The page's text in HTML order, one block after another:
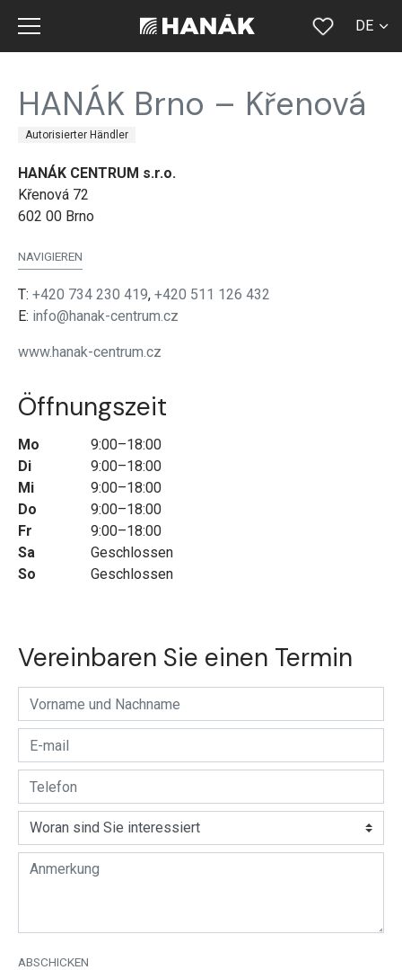
SK
DE
HANÁK Brno – Křenová
Autorisierter Händler
HANÁK CENTRUM s.r.o.
Křenová 72
602 00 Brno
NAVIGIEREN
T: +420 734 230 419, +420 511 126 432
E: info@hanak-centrum.cz
www.hanak-centrum.cz
Öffnungszeit
Mo
9:00–18:00
Di
9:00–18:00
Mi
9:00–18:00
Do
9:00–18:00
Fr
9:00–18:00
Sa
Geschlossen
So
Geschlossen
Vereinbaren Sie einen Termin
ABSCHICKEN